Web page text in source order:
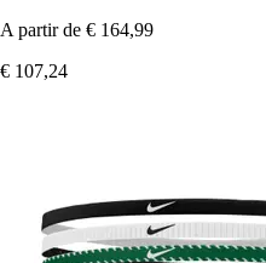
A partir de € 164,99
€ 107,24